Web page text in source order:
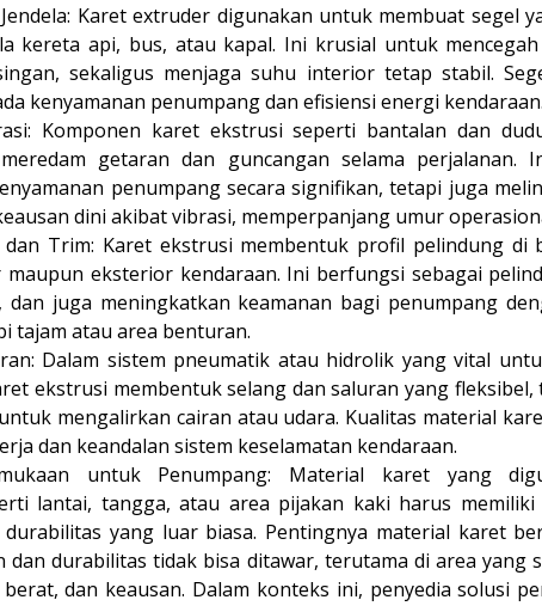
Karet extruder digunakan untuk membuat segel
kereta api, bus, atau kapal. Ini krusial untuk
sekaligus menjaga suhu interior tetap stabil.
kenyamanan penumpang dan efisiensi energi kendaraan.
Komponen karet ekstrusi seperti bantalan dan
getaran dan guncangan selama perjalanan.
penumpang secara signifikan, tetapi juga
dini akibat vibrasi, memperpanjang umur
dan Trim: Karet ekstrusi membentuk profil pelindung di
eksterior kendaraan. Ini berfungsi sebagai
dan juga meningkatkan keamanan bagi penumpang
tajam atau area benturan.
Dalam sistem pneumatik atau hidrolik yang vital
ekstrusi membentuk selang dan saluran yang fleksibel,
mengalirkan cairan atau udara. Kualitas material
dan keandalan sistem keselamatan kendaraan.
untuk Penumpang: Material karet yang
lantai, tangga, atau area pijakan kaki harus
yang luar biasa. Pentingnya material karet
dan durabilitas tidak bisa ditawar, terutama di area yang
dan keausan. Dalam konteks ini, penyedia solusi